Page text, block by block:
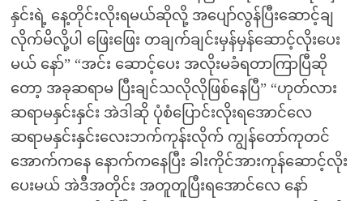
နှင်းရဲ့ နေ့တိုင်းလိုးရမယ်ဆိုလို့ အပျော်လွန်ပြီးဆောင့်ချ
လိုက်မိလို့ပါ ဖြေးဖြေး တချက်ချင်းမှန်မှန်ဆောင့်လိုးပေး
မယ် နော်” “‌အင်း ဆောင့်ပေး အလိုးမခံရတာကြာပြီဆို
တော့ အခုဆရာမ ပြီးချင်သလိုလိုဖြစ်နေပြီ” “‌ဟုတ်လား
ဆရာမနှင်းနှင်း အဲဒါဆို ပုံစံပြောင်းလိုးရအောင်လေ
ဆရာမနှင်းနှင်းလေးဘက်ကုန်းလိုက် ကျွန်တော်ကုတင်
အောက်ကနေ နောက်ကနေပြီး ခါးကိုင်အားကုန်ဆောင့်လိုး
ပေးမယ် အဲဒီအတိုင်း အတူတူပြီးရအောင်လေ နော်